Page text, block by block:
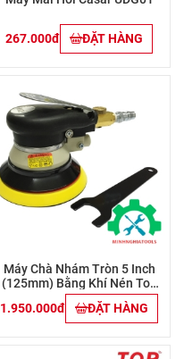
267.000đ ĐẶT HÀNG
Máy Chà Nhám Tròn 5 Inch
(125mm) Bằng Khí Nén Top
PAS-10027-15
1.950.000đ ĐẶT HÀNG